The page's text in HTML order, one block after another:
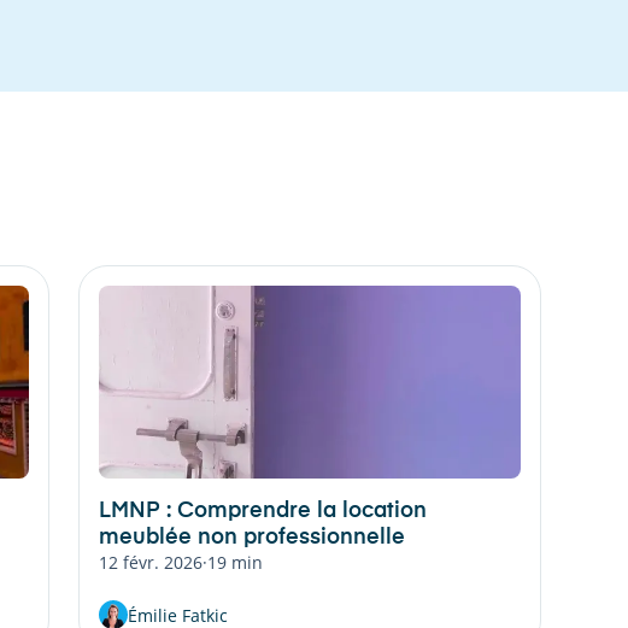
LMNP : Comprendre la location
meublée non professionnelle
12 févr. 2026·19 min
Émilie Fatkic